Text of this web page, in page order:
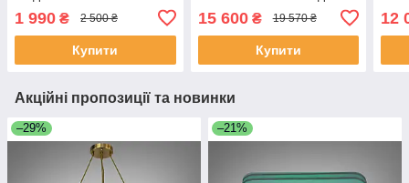
1 990 ₴ 2 500 ₴
Купити
15 600₴ 19 570 ₴
Купити
12
Акційні пропозиції та новинки
–29% –21%